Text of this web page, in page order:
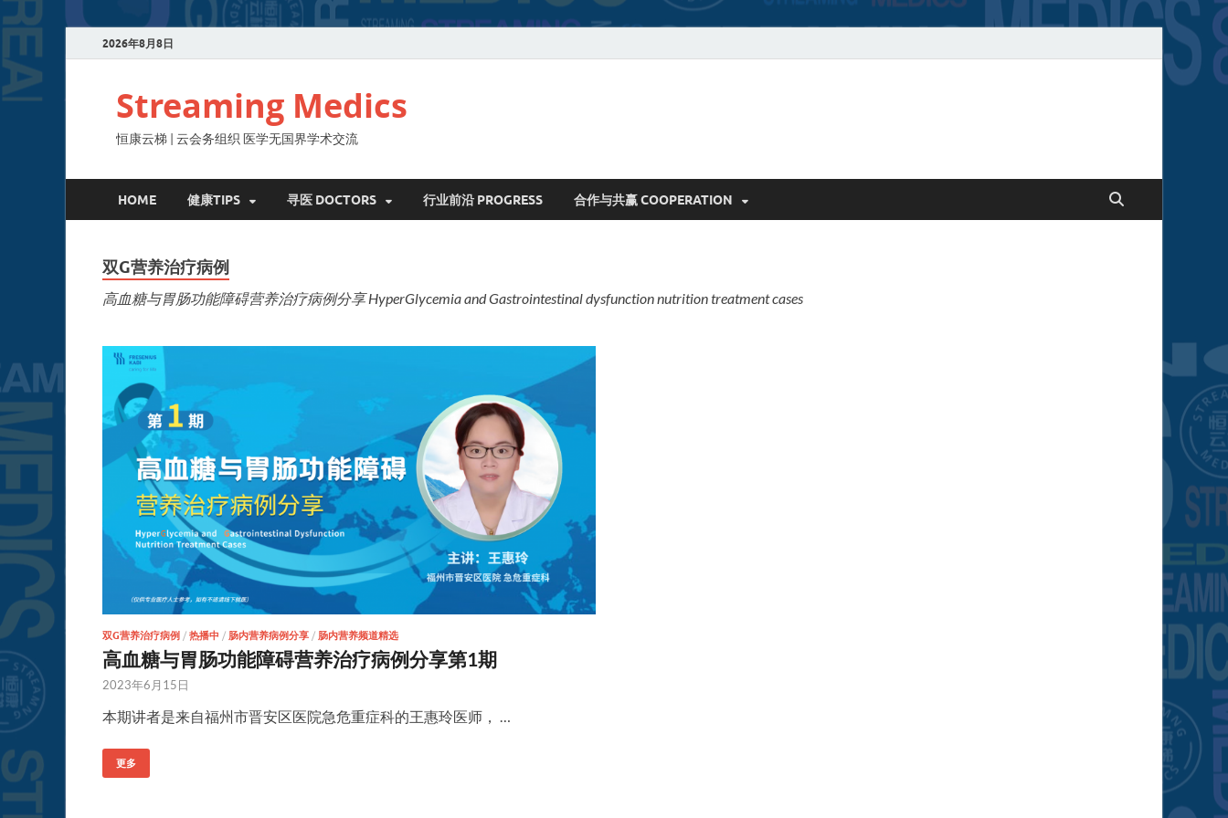
2026年8月8日
Streaming Medics
恒康云梯 | 云会务组织 医学无国界学术交流
HOME 健康TIPS 寻医 DOCTORS 行业前沿 PROGRESS 合作与共赢 COOPERATION
双G营养治疗病例
高血糖与胃肠功能障碍营养治疗病例分享 HyperGlycemia and Gastrointestinal dysfunction nutrition treatment cases
双G营养治疗病例 / 热播中 / 肠内营养病例分享 / 肠内营养频道精选
高血糖与胃肠功能障碍营养治疗病例分享第1期
2023年6月15日
本期讲者是来自福州市晋安区医院急危重症科的王惠玲医师， …
更多